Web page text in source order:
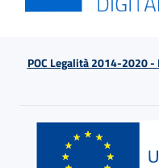
POC Legalità 2014-2020